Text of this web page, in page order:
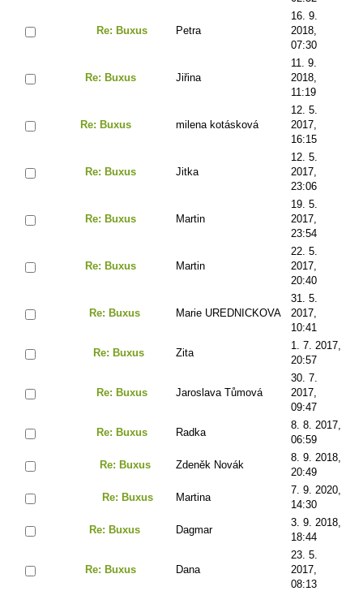
Re: Buxus Petra
16. 9.
2018,
07:30
Re: Buxus Jiřina
11. 9.
2018,
11:19
Re: Buxus milena kotásková
12. 5.
2017,
16:15
Re: Buxus Jitka
12. 5.
2017,
23:06
Re: Buxus Martin
19. 5.
2017,
23:54
Re: Buxus Martin
22. 5.
2017,
20:40
Re: Buxus Marie UREDNICKOVA
31. 5.
2017,
10:41
Re: Buxus Zita
1. 7. 2017,
20:57
Re: Buxus Jaroslava Tůmová
30. 7.
2017,
09:47
Re: Buxus Radka
8. 8. 2017,
06:59
Re: Buxus Zdeněk Novák
8. 9. 2018,
20:49
Re: Buxus Martina
7. 9. 2020,
14:30
Re: Buxus Dagmar
3. 9. 2018,
18:44
Re: Buxus Dana
23. 5.
2017,
08:13